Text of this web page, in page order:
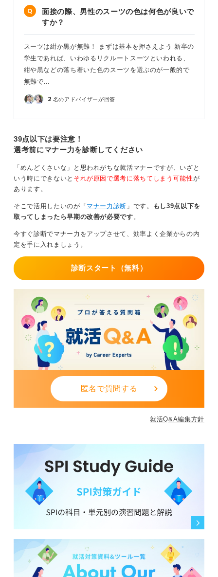
突破することに集中し、アクセサリーの着用は控えるの
が賢明な判断といえるでしょう。
0
面接の際、男性のスーツの色は何色が良いで
すか？
スーツは紺か黒が無難！ まずは基本を押さえよう 新卒の
学生であれば、いわゆるリクルートスーツといわれる、
紺や黒などの落ち着いた色のスーツを選ぶのが一般的で
無難で…
2 名のアドバイザーが回答
39点以下は要注意！
選考前にマナー力を診断してください
「めんどくさいな」と思われがちな就活マナーですが、いざと
いう時にできないと それが原因で選考に落ちてしまう可能性が
あります。
そこで活用したいのが「 マナー力診断 」です。
もし39点以下を
取ってしまったら早期の改善が必要です。
今すぐ診断でマナー力をアップさせて、効率よく企業からの内
定を手に入れましょう。
診断スタート（無料）
匿名で質問する
就活Q&A編集方針